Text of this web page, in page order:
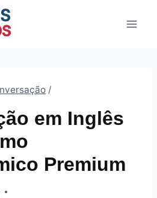
/
em Inglês
Premium